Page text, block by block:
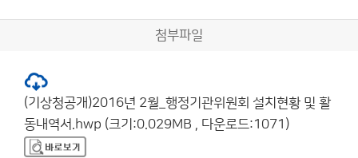
첨부파일
(기상청공개)2016년 2월_행정기관위원회 설치현황 및 활
동내역서.hwp (크기:0.029MB , 다운로드:1071)